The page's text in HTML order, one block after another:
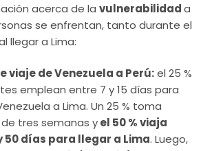
acerca de la vulnerabilidada
se enfrentan, tanto durante el
llegar a Lima:
viaje de Venezuela a Perú:el 25 %
emplean entre 7 y 15 días para
a Lima. Un 25 % toma
tres semanas yel 50 % viaja
50 días para llegar a Lima. Luego,